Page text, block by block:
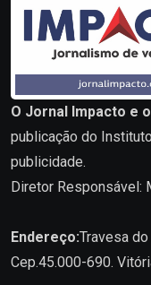
O Jornal Impacto e
publicação do
publicidade.
Diretor Responsável:
Endereço:Travesa
Cep.45.000-690.